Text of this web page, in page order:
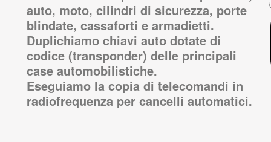
auto, moto, cilindri di sicurezza, porte
blindate, cassaforti e armadietti.
Duplichiamo chiavi auto dotate di
codice (transponder) delle principali
case automobilistiche.
Eseguiamo la copia di telecomandi in
radiofrequenza per cancelli automatici.